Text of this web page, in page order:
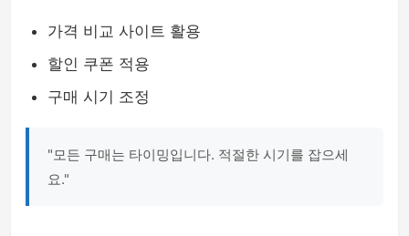
가격 비교 사이트 활용
할인 쿠폰 적용
구매 시기 조정
"모든 구매는 타이밍입니다. 적절한 시기를 잡으세
요."